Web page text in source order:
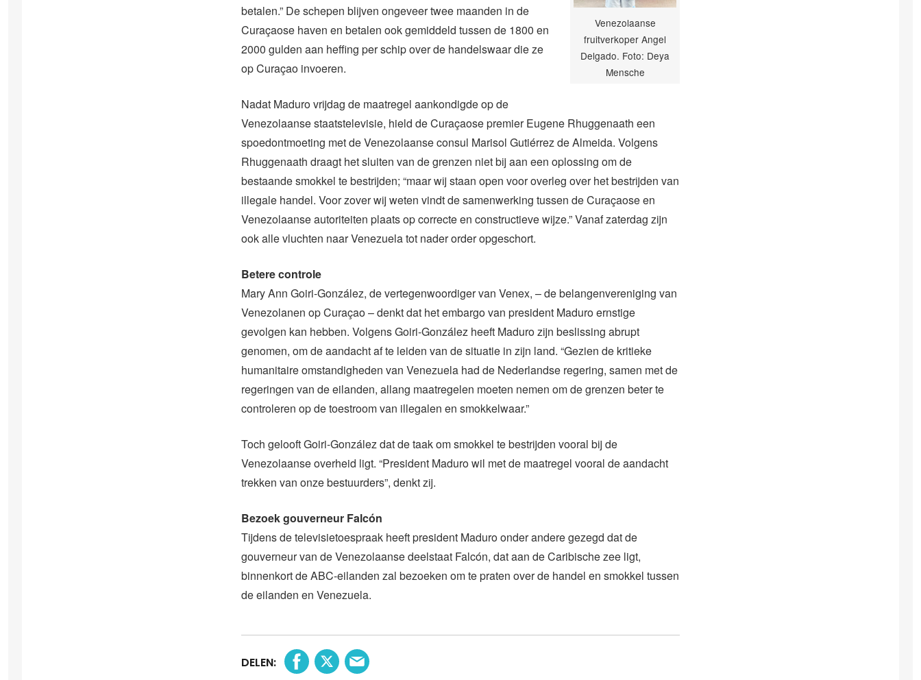
Venezolaanse
fruitverkoper Angel
Delgado. Foto: Deya
Mensche
betalen.” De schepen blijven ongeveer twee maanden in de
Curaçaose haven en betalen ook gemiddeld tussen de 1800 en
2000 gulden aan heffing per schip over de handelswaar die ze
op Curaçao invoeren.
Nadat Maduro vrijdag de maatregel aankondigde op de
Venezolaanse staatstelevisie, hield de Curaçaose premier Eugene Rhuggenaath een
spoedontmoeting met de Venezolaanse consul Marisol Gutiérrez de Almeida. Volgens
Rhuggenaath draagt het sluiten van de grenzen niet bij aan een oplossing om de
bestaande smokkel te bestrijden; “maar wij staan open voor overleg over het bestrijden van
illegale handel. Voor zover wij weten vindt de samenwerking tussen de Curaçaose en
Venezolaanse autoriteiten plaats op correcte en constructieve wijze.” Vanaf zaterdag zijn
ook alle vluchten naar Venezuela tot nader order opgeschort.
Betere controle
Mary Ann Goiri-González, de vertegenwoordiger van Venex, – de belangenvereniging van
Venezolanen op Curaçao – denkt dat het embargo van president Maduro ernstige
gevolgen kan hebben. Volgens Goiri-González heeft Maduro zijn beslissing abrupt
genomen, om de aandacht af te leiden van de situatie in zijn land. “Gezien de kritieke
humanitaire omstandigheden van Venezuela had de Nederlandse regering, samen met de
regeringen van de eilanden, allang maatregelen moeten nemen om de grenzen beter te
controleren op de toestroom van illegalen en smokkelwaar.”
Toch gelooft Goiri-González dat de taak om smokkel te bestrijden vooral bij de
Venezolaanse overheid ligt. “President Maduro wil met de maatregel vooral de aandacht
trekken van onze bestuurders”, denkt zij.
Bezoek gouverneur Falcón
Tijdens de televisietoespraak heeft president Maduro onder andere gezegd dat de
gouverneur van de Venezolaanse deelstaat Falcón, dat aan de Caribische zee ligt,
binnenkort de ABC-eilanden zal bezoeken om te praten over de handel en smokkel tussen
de eilanden en Venezuela.
DELEN: